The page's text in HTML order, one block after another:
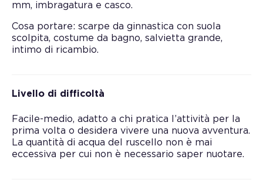
mm, imbragatura e casco.
Cosa portare: scarpe da ginnastica con suola
scolpita, costume da bagno, salvietta grande,
intimo di ricambio.
Livello di difficoltà
Facile-medio, adatto a chi pratica l’attività per la
prima volta o desidera vivere una nuova avventura.
La quantità di acqua del ruscello non è mai
eccessiva per cui non è necessario saper nuotare.